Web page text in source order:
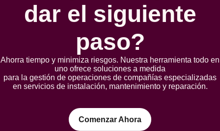
dar el siguiente
paso?
Ahorra tiempo y minimiza riesgos. Nuestra herramienta todo en
uno ofrece soluciones a medida
para la gestión de operaciones de compañías especializadas
en servicios de instalación, mantenimiento y reparación.
Comenzar Ahora